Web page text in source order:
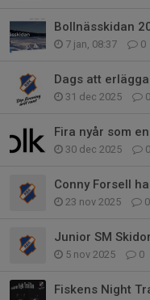
7 jan, 08:37 0
Dags att
31 dec 2025 0
Fira nyår som
30 dec 2025 0
Conny Forsell
23 nov 2025 0
Junior SM
5 nov 2025 0
Fiskens Night